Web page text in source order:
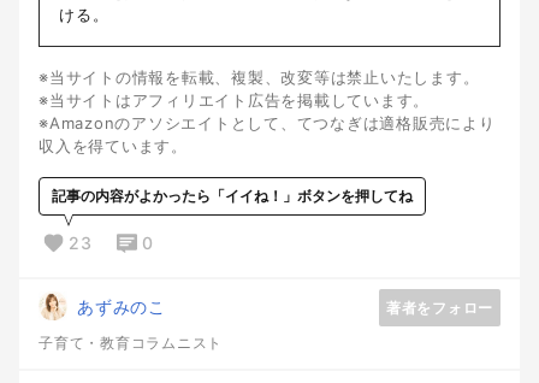
ける。
※当サイトの情報を転載、複製、改変等は禁止いたします。
※当サイトはアフィリエイト広告を掲載しています。
※Amazonのアソシエイトとして、てつなぎは適格販売により
収入を得ています。
記事の内容がよかったら「イイね！」ボタンを押してね
23 0
あずみのこ
著者をフォロー
子育て・教育コラムニスト